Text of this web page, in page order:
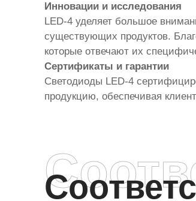
Инновации и исследования
LED-4 уделяет большое
существующих продуктов.
которые отвечают их
Сертификаты и гарантии
Светодиоды LED-4
продукцию, обеспечивая